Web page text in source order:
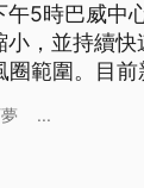
5時巴威中
，並持續
範圍。目
...